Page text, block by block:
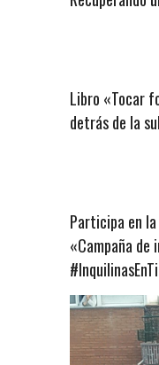
Libro «Tocar
detrás de la
Participa en
«Campaña de